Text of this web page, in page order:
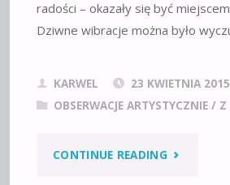
radości – okazały się być
Dziwne wibracje można było
KARWEL
23 KWIETNIA 2015
OBSERWACJE ARTYSTYCZNIE / Z
CONTINUE READING"WYCIECZKA